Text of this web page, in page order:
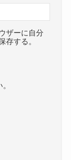
ザーに自分
存する。